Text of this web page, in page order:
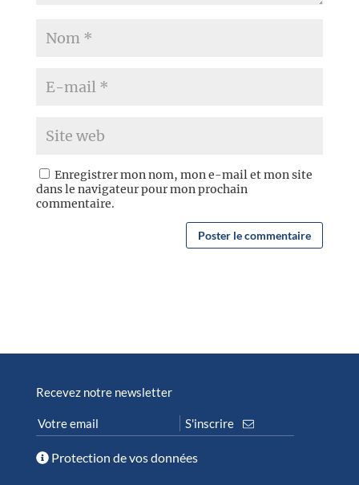
Enregistrer mon nom, mon e-mail et mon site
dans le navigateur pour mon prochain
commentaire.
Recevez notre newsletter
Protection de vos données